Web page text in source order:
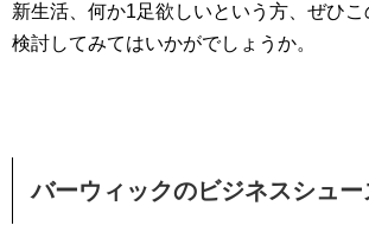
新生活、何か1足欲しいという方、ぜひ
検討してみてはいかがでしょうか。
バーウィックのビジネスシュー